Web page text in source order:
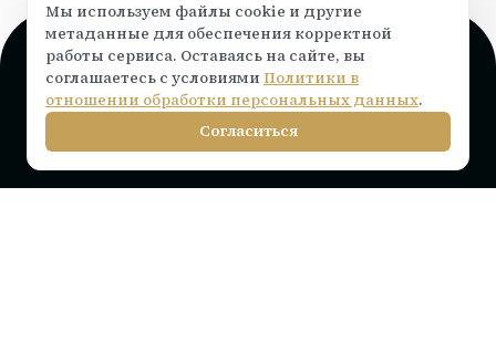
Поддержка и консультация
Чат на сайте ⟶написать
info@rocketr.ru
Telegram-канал
Мы используем файлы cookie и другие
метаданные для обеспечения корректной
работы сервиса. Оставаясь на сайте, вы
соглашаетесь с условиями Политики в
отношении обработки персональных данных.
Согласиться